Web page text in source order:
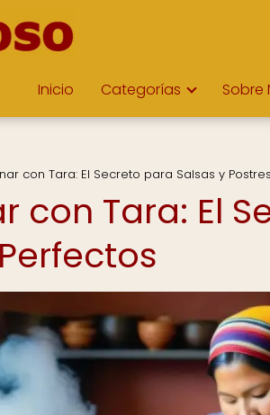
Inicio Categorías Sobre
con Tara: El Secreto para Salsas y
con Tara: El